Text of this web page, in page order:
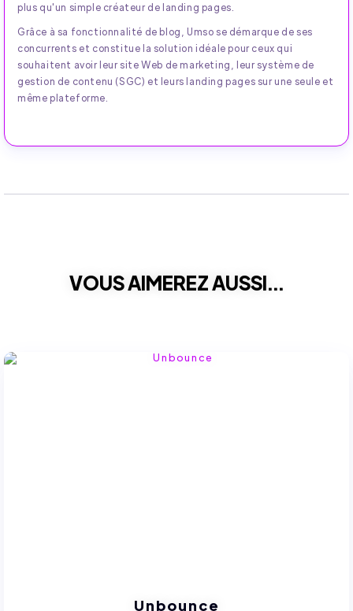
plus qu'un simple créateur de landing pages.
Grâce à sa fonctionnalité de blog, Umso se démarque de ses
concurrents et constitue la solution idéale pour ceux qui
souhaitent avoir leur site Web de marketing, leur système de
gestion de contenu (SGC) et leurs landing pages sur une seule et
même plateforme.
VOUS AIMEREZ AUSSI...
Unbounce